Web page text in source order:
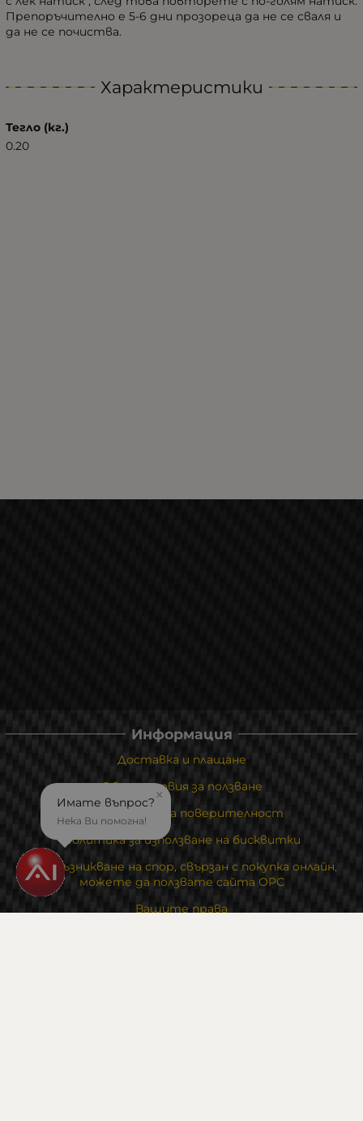
Препоръчително е 5-6 дни прозореца да не се сваля и
да не се почиства.
Характеристики
Тегло (кг.)
0.20
Информация
Доставка и плащане
Общи условия за ползване
Политиката за поверителност
Политика за използване на бисквитки
При възникване на спор, свързан с покупка онлайн,
можете да ползвате сайта ОРС
Вашите права
×
Имате въпрос?
Нека Ви помогна!